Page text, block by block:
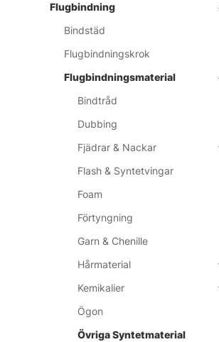
Flugbindning
Bindstäd
Flugbindningskrok
Flugbindningsmaterial
Bindtråd
Dubbing
Fjädrar & Nackar
Flash & Syntetvingar
Foam
Förtyngning
Garn & Chenille
Hårmaterial
Kemikalier
Ögon
Övriga Syntetmaterial